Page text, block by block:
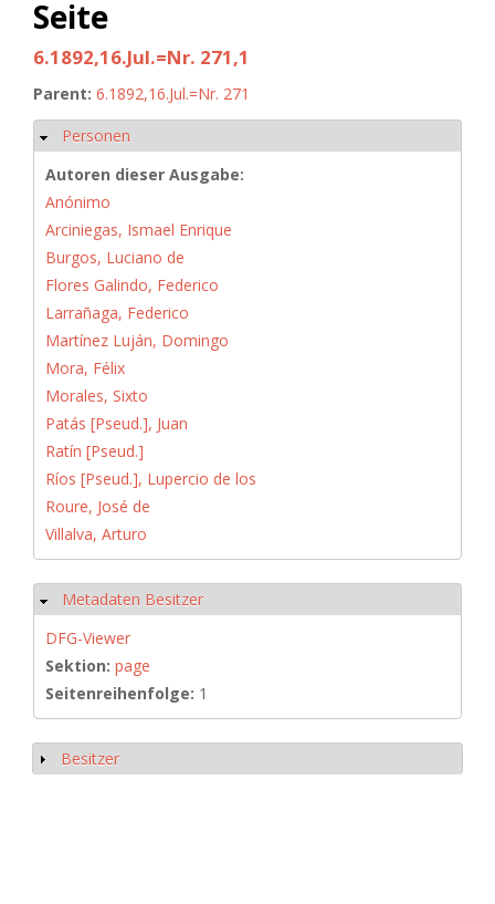
Seite
6.1892,16.Jul.=Nr. 271,1
Parent: 6.1892,16.Jul.=Nr. 271
Hide
Personen
Autoren dieser Ausgabe:
Anónimo
Arciniegas, Ismael Enrique
Burgos, Luciano de
Flores Galindo, Federico
Larrañaga, Federico
Martínez Luján, Domingo
Mora, Félix
Morales, Sixto
Patás [Pseud.], Juan
Ratín [Pseud.]
Ríos [Pseud.], Lupercio de los
Roure, José de
Villalva, Arturo
Hide
Metadaten Besitzer
DFG-Viewer
Sektion: page
Seitenreihenfolge: 1
Show
Besitzer